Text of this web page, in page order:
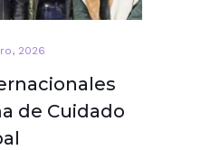
2026
de Cuidado